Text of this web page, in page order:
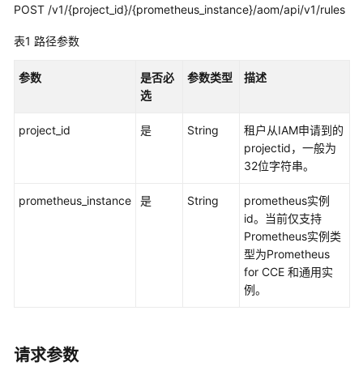
参
读
览
API
POST /v1/{project_id}/{prometheus_instance}/aom/api/v1/rules
表1 路径参数
参数
是否必
选
参数类型 描述
project_id 是 String
租户从IAM申请到的
projectid，一般为
32位字符串。
prometheus_instance 是 String
prometheus实例
id。当前仅支持
Prometheus实例类
型为Prometheus
for CCE 和通用实
例。
请求参数